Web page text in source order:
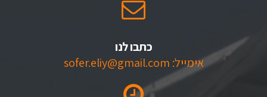
כתבו לנו
אימייל: sofer.eliy@gmail.com